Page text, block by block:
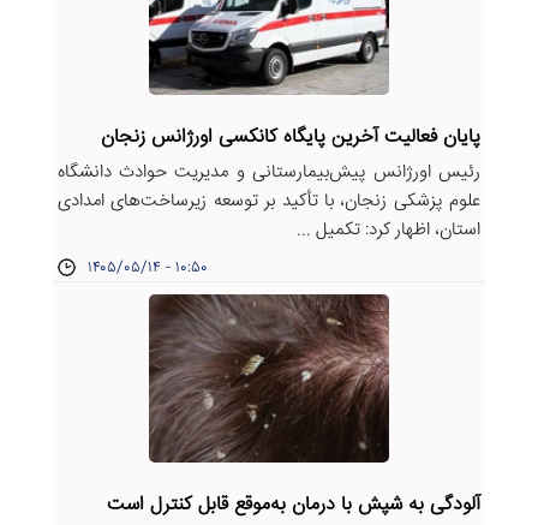
پایان فعالیت آخرین پایگاه کانکسی اورژانس زنجان
رئیس اورژانس پیش‌بیمارستانی و مدیریت حوادث دانشگاه
علوم پزشکی زنجان، با تأکید بر توسعه زیرساخت‌های امدادی
استان، اظهار کرد: تکمیل ...
۱۴۰۵/۰۵/۱۴ - ۱۰:۵۰
آلودگی به شپش با درمان به‌موقع قابل کنترل است